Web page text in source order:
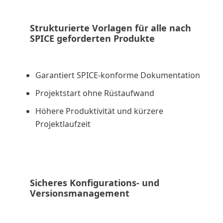
Strukturierte Vorlagen für alle nach
SPICE geforderten Produkte
Garantiert SPICE-konforme Dokumentation
Projektstart ohne Rüstaufwand
Höhere Produktivität und kürzere
Projektlaufzeit
Sicheres Konfigurations- und
Versionsmanagement